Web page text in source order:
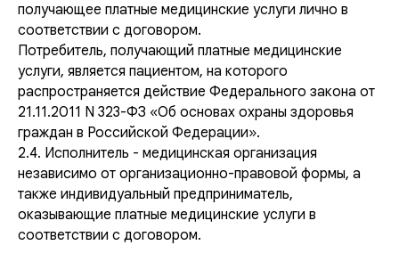
получающее платные медицинские услуги лично в
соответствии с договором.
Потребитель, получающий платные медицинские
услуги, является пациентом, на которого
распространяется действие Федерального закона от
21.11.2011 N 323-ФЗ «Об основах охраны здоровья
граждан в Российской Федерации».
2.4. Исполнитель - медицинская организация
независимо от организационно-правовой формы, а
также индивидуальный предприниматель,
оказывающие платные медицинские услуги в
соответствии с договором.